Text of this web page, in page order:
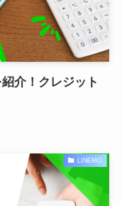
介！クレジット
LINEMO